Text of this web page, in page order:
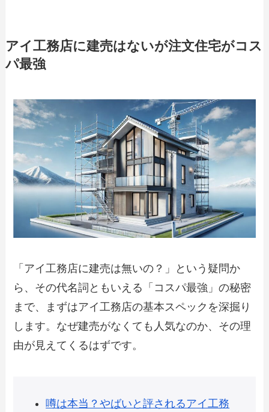
アイ工務店に建売はないが注文住宅がコス
パ最強
「アイ工務店に建売は無いの？」という疑問か
ら、その代名詞ともいえる「コスパ最強」の秘密
まで、まずはアイ工務店の基本スペックを深掘り
します。なぜ建売がなくても人気なのか、その理
由が見えてくるはずです。
噂は本当？やばいと評されるアイ工務